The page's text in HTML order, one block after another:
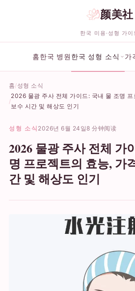
颜美社
한국 미용·성형 가이
홈한국 병원 한국 성형 소식 가
홈 성형 소식
2026 물광 주사 전체 가이드: 국내 물 조명
보수 시간 및 해상도 인기
성형 소식 2026년 6월 24일8 分钟阅读
2026 물광 주사 전체 가
명 프로젝트의 효능, 가
간 및 해상도 인기